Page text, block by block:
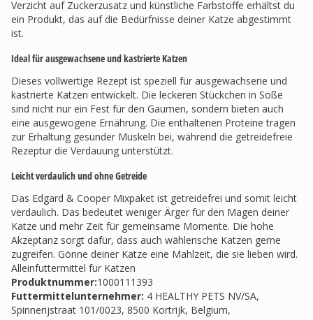
Verzicht auf Zuckerzusatz und künstliche Farbstoffe erhältst du
ein Produkt, das auf die Bedürfnisse deiner Katze abgestimmt
ist.
Ideal für ausgewachsene und kastrierte Katzen
Dieses vollwertige Rezept ist speziell für ausgewachsene und
kastrierte Katzen entwickelt. Die leckeren Stückchen in Soße
sind nicht nur ein Fest für den Gaumen, sondern bieten auch
eine ausgewogene Ernährung. Die enthaltenen Proteine tragen
zur Erhaltung gesunder Muskeln bei, während die getreidefreie
Rezeptur die Verdauung unterstützt.
Leicht verdaulich und ohne Getreide
Das Edgard & Cooper Mixpaket ist getreidefrei und somit leicht
verdaulich. Das bedeutet weniger Ärger für den Magen deiner
Katze und mehr Zeit für gemeinsame Momente. Die hohe
Akzeptanz sorgt dafür, dass auch wählerische Katzen gerne
zugreifen. Gönne deiner Katze eine Mahlzeit, die sie lieben wird.
Alleinfuttermittel für Katzen
Produktnummer:1000111393
Futtermittelunternehmer: 4 HEALTHY PETS NV/SA,
Spinnerijstraat 101/0023, 8500 Kortrijk, Belgium,